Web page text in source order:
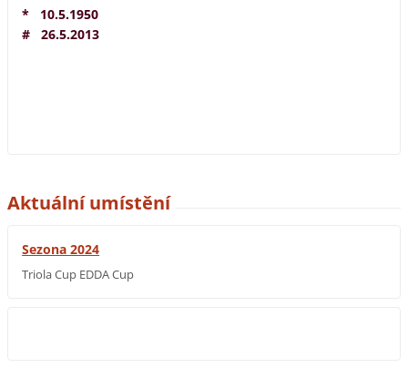
* 10.5.1950
# 26.5.2013
Aktuální umístění
Sezona 2024
Triola Cup EDDA Cup